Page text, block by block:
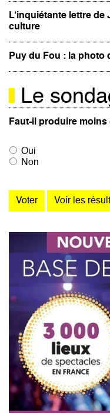
L’inquiétante lettre
culture
Puy du Fou : la photo
Le
Faut-il produire
Oui
Non